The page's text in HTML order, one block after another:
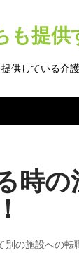
も提供
供している介
時の
別の施設への転